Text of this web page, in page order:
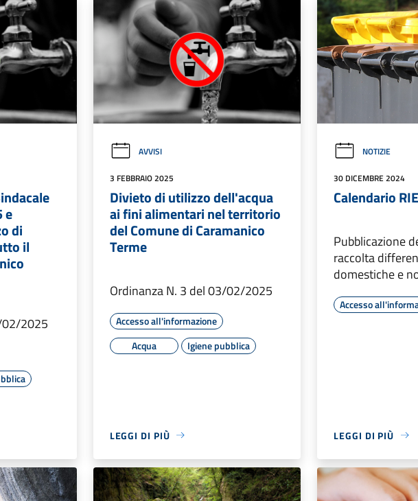
e
di
il
02/2025
AVVISI
3 FEBBRAIO 2025
Divieto di utilizzo dell'acqua
ai fini alimentari nel territorio
del Comune di Caramanico
Terme
Ordinanza N. 3 del 03/02/2025
Accesso all'informazione
Acqua
Igiene pubblica
LEGGI DI PIÙ
NOTIZIE
30 DICEMBRE 2024
Calendario
Pubblicazione
raccolta
domestiche e
Accesso
LEGGI DI PIÙ